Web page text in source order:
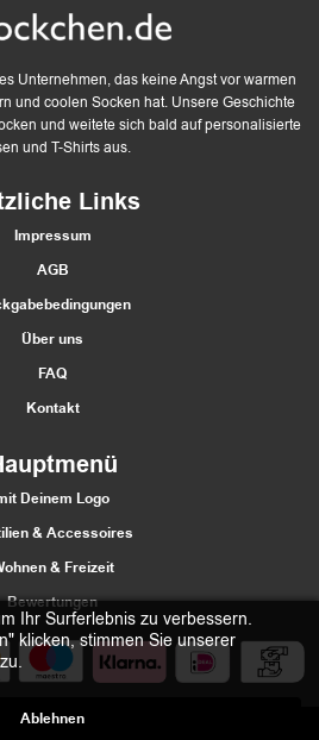
Unternehmen, das keine Angst vor warmen
und coolen Socken hat. Unsere Geschichte
und weitete sich bald auf personalisierte
und T-Shirts aus.
Links
Impressum
AGB
Über uns
FAQ
Kontakt
Deinem Logo
& Accessoires
& Freizeit
Bewertungen
pridržane| All rights reserved |
Ihr Surferlebnis zu verbessern.
klicken, stimmen Sie unserer
Ablehnen